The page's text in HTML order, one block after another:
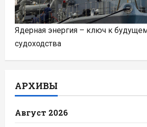
Ядерная энергия – ключ к
судоходства
АРХИВЫ
Август 2026